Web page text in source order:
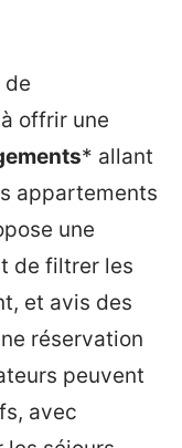
de
offrir une
* allant
appartements
une
de filtrer les
et avis des
réservation
peuvent
avec